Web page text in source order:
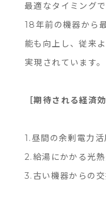
最適なタイミング
18年前の機器から
能も向上し、従来
実現されています。
［期待される経済効
1.昼間の余剰電力
2.給湯にかかる光熱
3.古い機器からの